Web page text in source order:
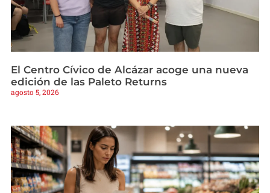
El Centro Cívico de Alcázar acoge una nueva
edición de las Paleto Returns
agosto 5, 2026